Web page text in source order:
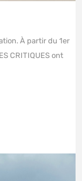
À partir du 1er
CRITIQUES ont